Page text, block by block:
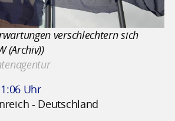
verschlechtern sich
(Archiv))
Uhr
- Deutschland